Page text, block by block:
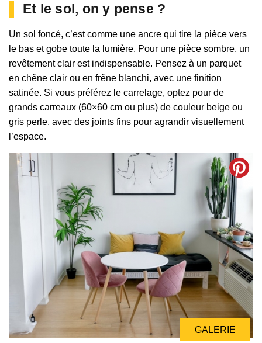
Et le sol, on y pense ?
Un sol foncé, c’est comme une ancre qui tire la pièce vers
le bas et gobe toute la lumière. Pour une pièce sombre, un
revêtement clair est indispensable. Pensez à un parquet
en chêne clair ou en frêne blanchi, avec une finition
satinée. Si vous préférez le carrelage, optez pour de
grands carreaux (60×60 cm ou plus) de couleur beige ou
gris perle, avec des joints fins pour agrandir visuellement
l’espace.
GALERIE